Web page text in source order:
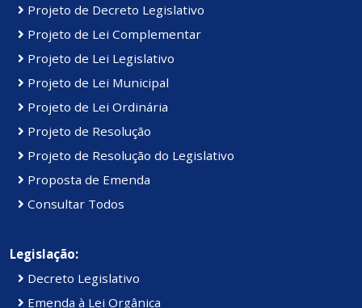
Projeto de Decreto Legislativo
Projeto de Lei Complementar
Projeto de Lei Legislativo
Projeto de Lei Municipal
Projeto de Lei Ordinária
Projeto de Resolução
Projeto de Resolução do Legislativo
Proposta de Emenda
Consultar Todos
Legislação:
Decreto Legislativo
Emenda à Lei Orgânica